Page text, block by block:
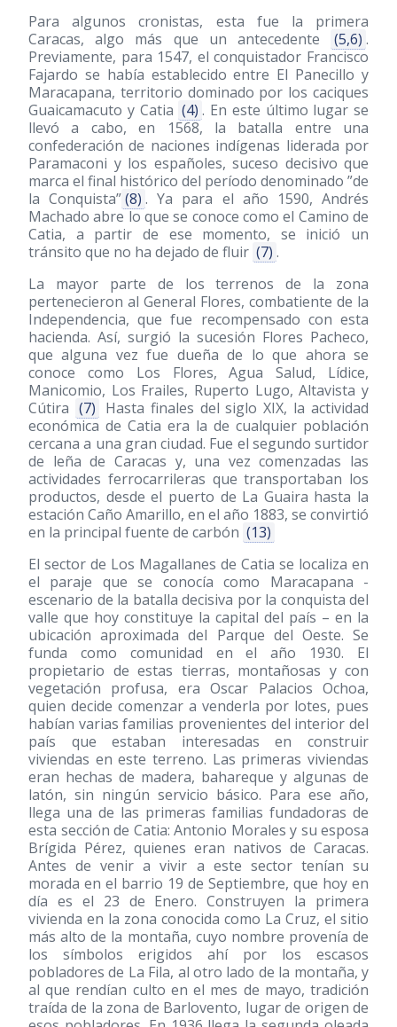
Para algunos cronistas, esta fue la primera
Caracas, algo más que un antecedente
(5,6) .
Previamente, para 1547, el conquistador Francisco
Fajardo se había establecido entre El Panecillo y
Maracapana, territorio dominado por los caciques
Guaicamacuto y Catia (4) . En este último lugar se
llevó a cabo, en 1568, la batalla entre una
confederación de naciones indígenas liderada por
Paramaconi y los españoles, suceso decisivo que
marca el final histórico del período denominado ”de
la Conquista”(8) . Ya para el año 1590, Andrés
Machado abre lo que se conoce como el Camino de
Catia, a partir de ese momento, se inició un
tránsito que no ha dejado de fluir (7) .
La mayor parte de los terrenos de la zona
pertenecieron al General Flores, combatiente de la
Independencia, que fue recompensado con esta
hacienda. Así, surgió la sucesión Flores Pacheco,
que alguna vez fue dueña de lo que ahora se
conoce como Los Flores, Agua Salud, Lídice,
Manicomio, Los Frailes, Ruperto Lugo, Altavista y
Cútira (7) Hasta finales del siglo XIX, la actividad
económica de Catia era la de cualquier población
cercana a una gran ciudad. Fue el segundo surtidor
de leña de Caracas y, una vez comenzadas las
actividades ferrocarrileras que transportaban los
productos, desde el puerto de La Guaira hasta la
estación Caño Amarillo, en el año 1883, se convirtió
en la principal fuente de carbón (13)
El sector de Los Magallanes de Catia se localiza en
el paraje que se conocía como Maracapana -
escenario de la batalla decisiva por la conquista del
valle que hoy constituye la capital del país – en la
ubicación aproximada del Parque del Oeste. Se
funda como comunidad en el año 1930. El
propietario de estas tierras, montañosas y con
vegetación profusa, era Oscar Palacios Ochoa,
quien decide comenzar a venderla por lotes, pues
habían varias familias provenientes del interior del
país que estaban interesadas en construir
viviendas en este terreno. Las primeras viviendas
eran hechas de madera, bahareque y algunas de
latón, sin ningún servicio básico. Para ese año,
llega una de las primeras familias fundadoras de
esta sección de Catia: Antonio Morales y su esposa
Brígida Pérez, quienes eran nativos de Caracas.
Antes de venir a vivir a este sector tenían su
morada en el barrio 19 de Septiembre, que hoy en
día es el 23 de Enero. Construyen la primera
vivienda en la zona conocida como La Cruz, el sitio
más alto de la montaña, cuyo nombre provenía de
los símbolos erigidos ahí por los escasos
pobladores de La Fila, al otro lado de la montaña, y
al que rendían culto en el mes de mayo, tradición
traída de la zona de Barlovento, lugar de origen de